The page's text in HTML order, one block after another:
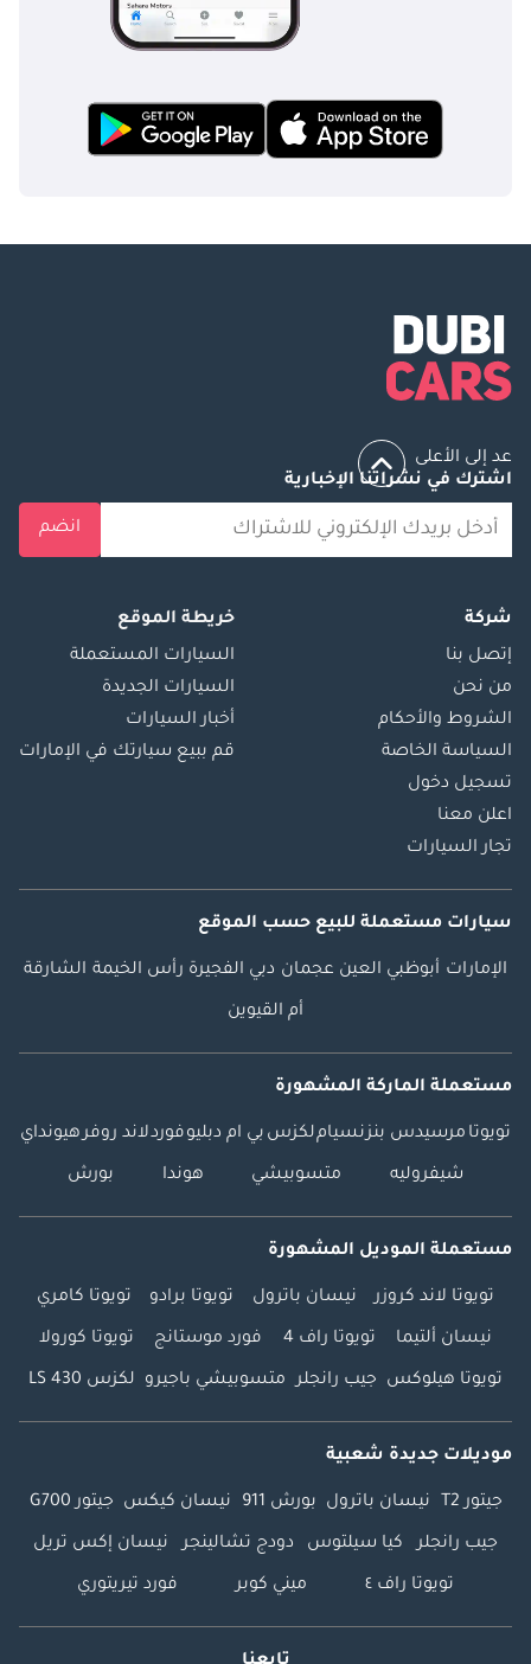
عد إلى الأعلى
اشترك في نشراتنا الإخبارية
انضم
شركة
إتصل بنا
من نحن
الشروط والأحكام
السياسة الخاصة
تسجيل دخول
اعلن معنا
تجار السيارات
خريطة الموقع
السيارات المستعملة
السيارات الجديدة
أخبار السيارات
قم ببيع سيارتك في الإمارات
سيارات مستعملة للبيع حسب الموقع
الإمارات أبوظبي العين عجمان دبي الفجيرة رأس الخيمة الشارقة
أم القيوين
مستعملة الماركة المشهورة
تويوتا مرسيدس بنزنسياملكزس بي ام دبليوفوردلاند روفرهيونداي
شيفروليه متسوبيشي هوندا بورش
مستعملة الموديل المشهورة
تويوتا لاند كروزر نيسان باترول تويوتا برادو تويوتا كامري
نيسان ألتيما تويوتا راف 4 فورد موستانج تويوتا كورولا
تويوتا هيلوكس جيب رانجلر متسوبيشي باجيرو لكزس LS 430
موديلات جديدة شعبية
جيتور T2 نيسان باترول بورش 911 نيسان كيكس جيتور G700
جيب رانجلر كيا سيلتوس دودج تشالينجر نيسان إكس تريل
تويوتا راف ٤ ميني كوبر فورد تيريتوري